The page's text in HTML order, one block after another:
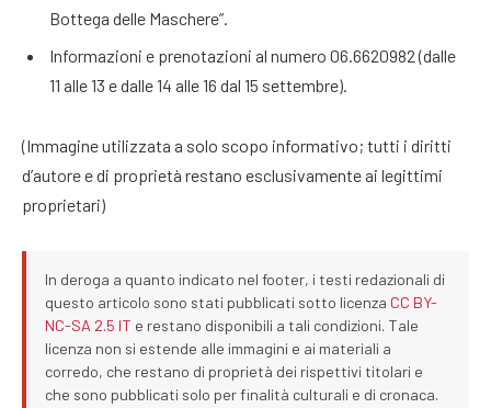
Bottega delle Maschere”.
Informazioni e prenotazioni al numero 06.6620982 (dalle
11 alle 13 e dalle 14 alle 16 dal 15 settembre).
(Immagine utilizzata a solo scopo informativo; tutti i diritti
d’autore e di proprietà restano esclusivamente ai legittimi
proprietari)
In deroga a quanto indicato nel footer, i testi redazionali di
questo articolo sono stati pubblicati sotto licenza CC BY-
NC-SA 2.5 IT e restano disponibili a tali condizioni. Tale
licenza non si estende alle immagini e ai materiali a
corredo, che restano di proprietà dei rispettivi titolari e
che sono pubblicati solo per finalità culturali e di cronaca.